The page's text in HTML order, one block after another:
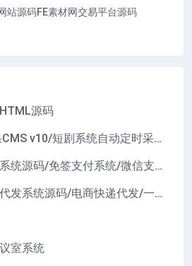
站源码FE素材网交易平台源码
源码
2025短视频苹果CMS v10/短剧系统自动定时采集H5移动端在线影视视频短剧源码小剧场短剧影视源码
个人码免签支付系统源码/免签支付系统/微信支付平台
最新全开源礼品代发系统源码/电商快递代发/一件代发系统
室系统